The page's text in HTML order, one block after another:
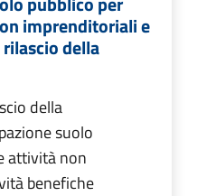
imprenditoriali e
della
della
suolo
attività non
benefiche